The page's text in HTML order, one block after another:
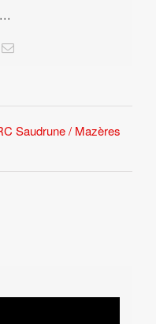
Email
Saudrune / Mazères